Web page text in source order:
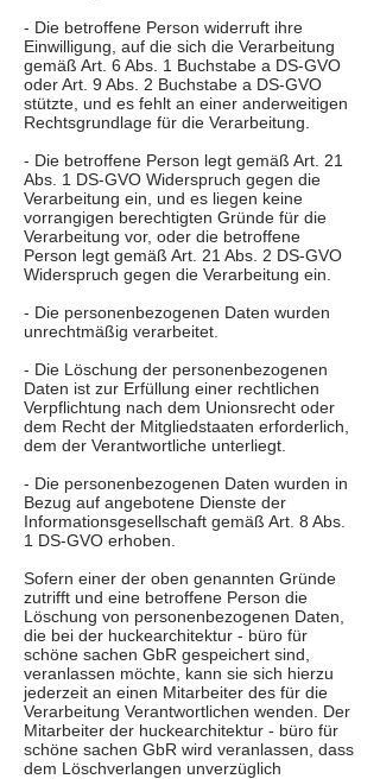
- Die betroffene Person widerruft ihre
Einwilligung, auf die sich die Verarbeitung
gemäß Art. 6 Abs. 1 Buchstabe a DS-GVO
oder Art. 9 Abs. 2 Buchstabe a DS-GVO
stützte, und es fehlt an einer anderweitigen
Rechtsgrundlage für die Verarbeitung.
- Die betroffene Person legt gemäß Art. 21
Abs. 1 DS-GVO Widerspruch gegen die
Verarbeitung ein, und es liegen keine
vorrangigen berechtigten Gründe für die
Verarbeitung vor, oder die betroffene
Person legt gemäß Art. 21 Abs. 2 DS-GVO
Widerspruch gegen die Verarbeitung ein.
- Die personenbezogenen Daten wurden
unrechtmäßig verarbeitet.
- Die Löschung der personenbezogenen
Daten ist zur Erfüllung einer rechtlichen
Verpflichtung nach dem Unionsrecht oder
dem Recht der Mitgliedstaaten erforderlich,
dem der Verantwortliche unterliegt.
- Die personenbezogenen Daten wurden in
Bezug auf angebotene Dienste der
Informationsgesellschaft gemäß Art. 8 Abs.
1 DS-GVO erhoben.
Sofern einer der oben genannten Gründe
zutrifft und eine betroffene Person die
Löschung von personenbezogenen Daten,
die bei der huckearchitektur - büro für
schöne sachen GbR gespeichert sind,
veranlassen möchte, kann sie sich hierzu
jederzeit an einen Mitarbeiter des für die
Verarbeitung Verantwortlichen wenden. Der
Mitarbeiter der huckearchitektur - büro für
schöne sachen GbR wird veranlassen, dass
dem Löschverlangen unverzüglich